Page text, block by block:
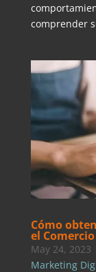
comprender
Cómo
el
May 24, 2023
Marketing